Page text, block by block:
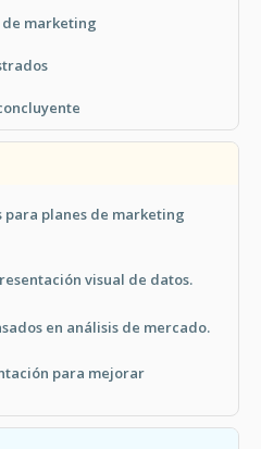
de marketing
para planes de marketing
visual de datos.
en análisis de mercado.
para mejorar